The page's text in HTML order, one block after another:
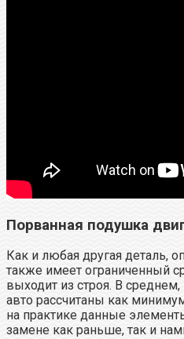
Порванная подушка
Как и любая другая деталь,
также имеет ограниченный
выходит из строя. В
авто рассчитаны как
на практике данные
замене как раньше, так и